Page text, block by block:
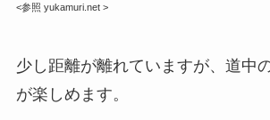
<参照 yukamuri.net >
少し距離が離れていますが、道中
が楽しめます。